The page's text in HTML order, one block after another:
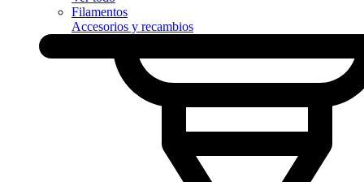
Filamentos
Accesorios y recambios